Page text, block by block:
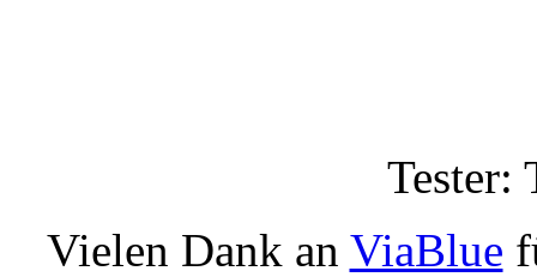
Tester:
Vielen Dank an ViaBlue